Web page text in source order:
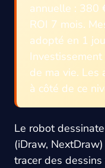
annuelle : 380
ROI 7 mois.
adopté en 1
de ma vie. Les
à côté de ce
Le robot
(iDraw,
tracer des